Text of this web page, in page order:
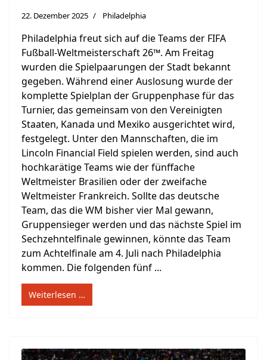
22. Dezember 2025 Philadelphia
Philadelphia freut sich auf die Teams der FIFA
Fußball-Weltmeisterschaft 26™. Am Freitag
wurden die Spielpaarungen der Stadt bekannt
gegeben. Während einer Auslosung wurde der
komplette Spielplan der Gruppenphase für das
Turnier, das gemeinsam von den Vereinigten
Staaten, Kanada und Mexiko ausgerichtet wird,
festgelegt. Unter den Mannschaften, die im
Lincoln Financial Field spielen werden, sind auch
hochkarätige Teams wie der fünffache
Weltmeister Brasilien oder der zweifache
Weltmeister Frankreich. Sollte das deutsche
Team, das die WM bisher vier Mal gewann,
Gruppensieger werden und das nächste Spiel im
Sechzehntelfinale gewinnen, könnte das Team
zum Achtelfinale am 4. Juli nach Philadelphia
kommen. Die folgenden fünf ...
Weiterlesen …